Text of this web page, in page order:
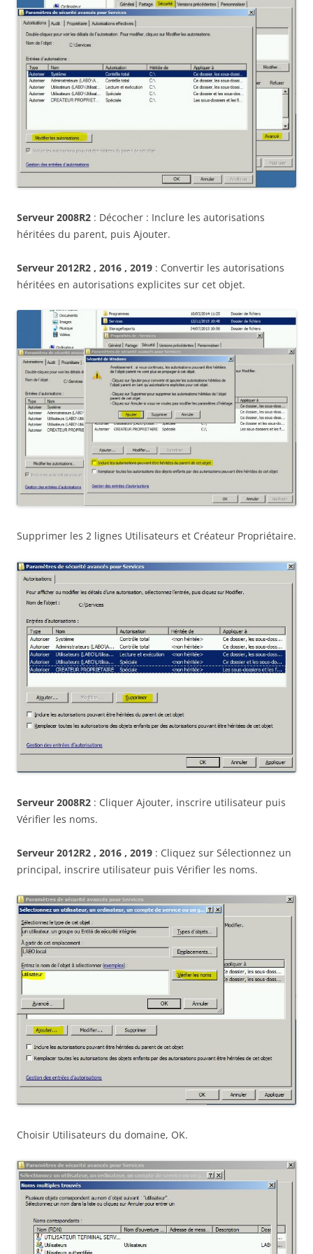
Serveur 2008R2 : Décocher : Inclure les autorisations
héritées du parent, puis Ajouter.
Serveur 2012R2 , 2016 , 2019 : Convertir les autorisations
héritées en autorisations explicites sur cet objet.
Supprimer les 2 lignes Utilisateurs et Créateur Propriétaire.
Serveur 2008R2 : Cliquer Ajouter, inscrire utilisateur puis
Vérifier les noms.
Serveur 2012R2 , 2016 , 2019 : Cliquez sur Sélectionnez un
principal, inscrire utilisateur puis Vérifier les noms.
Choisir Utilisateurs du domaine, OK.